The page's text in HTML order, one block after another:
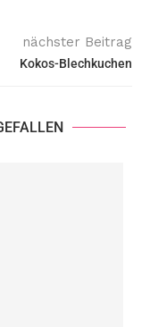
nächster Beitrag
Kokos-Blechkuchen